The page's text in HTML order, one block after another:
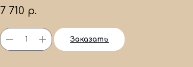
7 710 р.
Заказать